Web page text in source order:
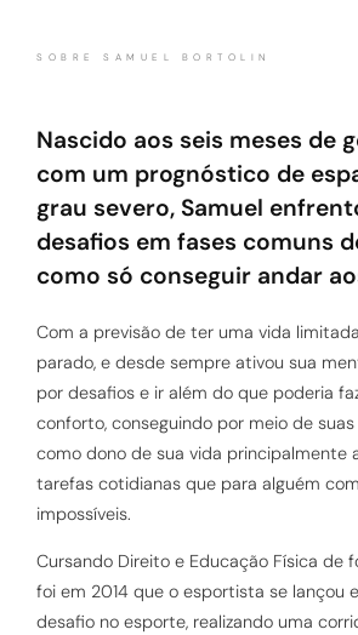
SOBRE SAMUEL BORTOLIN
Nascido aos seis meses de
com um prognóstico de
grau severo, Samuel
desafios em fases comuns
como só conseguir andar
Com a previsão de ter uma vida
parado, e desde sempre ativou sua
por desafios e ir além do que poderia
conforto, conseguindo por meio de
como dono de sua vida principalmente
tarefas cotidianas que para alguém
impossíveis.
Cursando Direito e Educação Física de
foi em 2014 que o esportista se lançou
desafio no esporte, realizando uma